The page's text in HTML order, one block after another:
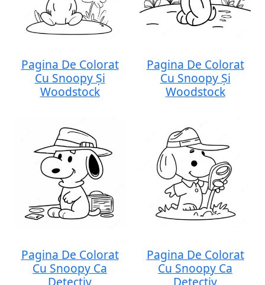
Pagina De Colorat
Cu Snoopy Și
Woodstock
Pagina De Colorat
Cu Snoopy Și
Woodstock
Pagina De Colorat
Cu Snoopy Ca
Detectiv
Pagina De Colorat
Cu Snoopy Ca
Detectiv